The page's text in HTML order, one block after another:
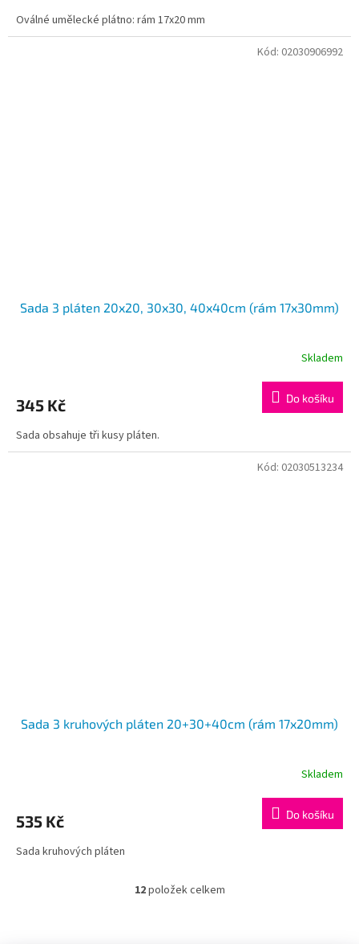
Oválné umělecké plátno: rám 17x20 mm
Sada 3 pláten 20x20, 30x30, 40x40cm (rám 17x30mm)
Skladem
345 Kč Do košíku
Sada obsahuje tři kusy pláten.
Kód: 02030906992
Sada 3 kruhových pláten 20+30+40cm (rám 17x20mm)
Skladem
535 Kč Do košíku
Sada kruhových pláten
Kód: 02030513234
O
12položek celkem